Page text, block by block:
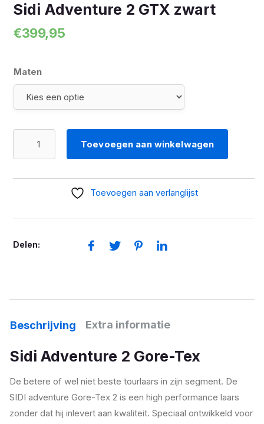
Sidi Adventure 2 GTX zwart
€399,95
Maten
Toevoegen aan winkelwagen
Toevoegen aan verlanglijst
Delen:
Beschrijving Extra informatie
Sidi Adventure 2 Gore-Tex
De betere of wel niet beste tourlaars in zijn segment. De
SIDI adventure Gore-Tex 2 is een high performance laars
zonder dat hij inlevert aan kwaliteit. Speciaal ontwikkeld voor